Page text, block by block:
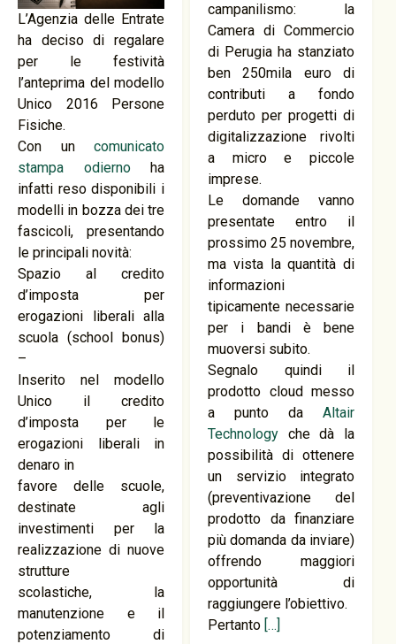
L’Agenzia delle Entrate
ha deciso di regalare
per le festività
l’anteprima del modello
Unico 2016 Persone
Fisiche.
Con uncomunicato
stampa odiernoha
infatti reso disponibili i
modelli in bozza dei tre
fascicoli, presentando
le principali novità:
Spazio al credito
d’imposta per
erogazioni liberali alla
scuola (school bonus)
–
Inserito nel modello
Unico il credito
d’imposta per le
erogazioni liberali in
denaro in
favore delle scuole,
destinate agli
investimenti per la
realizzazione di nuove
strutture
scolastiche, la
manutenzione e il
potenziamento di
campanilismo: la
Camera di Commercio
di Perugia ha stanziato
ben 250mila euro di
contributi a fondo
perduto per progetti di
digitalizzazione rivolti
a micro e piccole
imprese.
Le domande vanno
presentate entro il
prossimo 25 novembre,
ma vista la quantità di
informazioni
tipicamente necessarie
per i bandi è bene
muoversi subito.
Segnalo quindi il
prodotto cloud messo
a punto daAltair
Technology che dà la
possibilità di ottenere
un servizio integrato
(preventivazione del
prodotto da finanziare
più domanda da inviare)
offrendo maggiori
opportunità di
raggiungere l’obiettivo.
Pertanto […]